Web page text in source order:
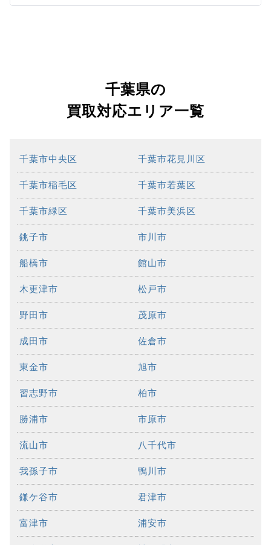
千葉県の
買取対応エリア一覧
千葉市中央区 千葉市花見川区
千葉市稲毛区 千葉市若葉区
千葉市緑区 千葉市美浜区
銚子市 市川市
船橋市 館山市
木更津市 松戸市
野田市 茂原市
成田市 佐倉市
東金市 旭市
習志野市 柏市
勝浦市 市原市
流山市 八千代市
我孫子市 鴨川市
鎌ケ谷市 君津市
富津市 浦安市